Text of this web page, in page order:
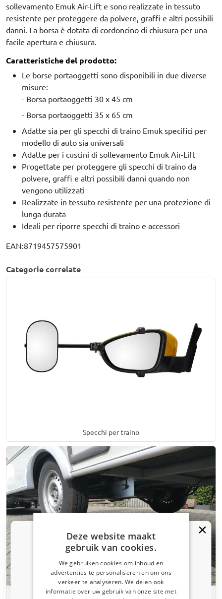
sollevamento Emuk Air-Lift e sono realizzate in tessuto
resistente per proteggere da polvere, graffi e altri possibili
danni. La borsa è dotata di cordoncino di chiusura per una
facile apertura e chiusura.
Caratteristiche del prodotto:
Le borse portaoggetti sono disponibili in due diverse
misure:
- Borsa portaoggetti 30 x 45 cm
- Borsa portaoggetti 35 x 65 cm
Adatte sia per gli specchi di traino Emuk specifici per
modello di auto sia universali
Adatte per i cuscini di sollevamento Emuk Air-Lift
Progettate per proteggere gli specchi di traino da
polvere, graffi e altri possibili danni quando non
vengono utilizzati
Realizzate in tessuto resistente per una protezione di
lunga durata
Ideali per riporre specchi di traino e accessori
EAN:8719457575901
Categorie correlate
Specchi per traino
Deze website maakt
gebruik van cookies.
We gebruiken cookies om inhoud en
advertenties te personaliseren en om ons
verkeer te analyseren. We delen ook
informatie over uw gebruik van onze site met